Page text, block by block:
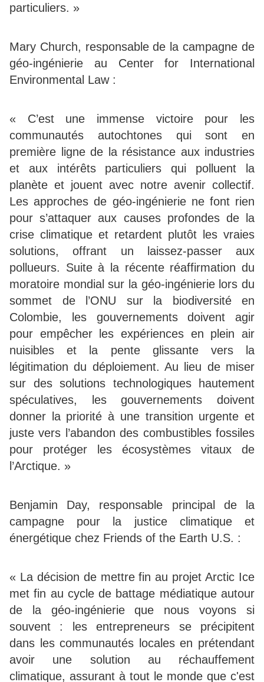
particuliers. »
Mary Church, responsable de la campagne de
géo-ingénierie au Center for International
Environmental Law :
« C’est une immense victoire pour les
communautés autochtones qui sont en
première ligne de la résistance aux industries
et aux intérêts particuliers qui polluent la
planète et jouent avec notre avenir collectif.
Les approches de géo-ingénierie ne font rien
pour s’attaquer aux causes profondes de la
crise climatique et retardent plutôt les vraies
solutions, offrant un laissez-passer aux
pollueurs. Suite à la récente réaffirmation du
moratoire mondial sur la géo-ingénierie lors du
sommet de l’ONU sur la biodiversité en
Colombie, les gouvernements doivent agir
pour empêcher les expériences en plein air
nuisibles et la pente glissante vers la
légitimation du déploiement. Au lieu de miser
sur des solutions technologiques hautement
spéculatives, les gouvernements doivent
donner la priorité à une transition urgente et
juste vers l’abandon des combustibles fossiles
pour protéger les écosystèmes vitaux de
l’Arctique. »
Benjamin Day, responsable principal de la
campagne pour la justice climatique et
énergétique chez Friends of the Earth U.S. :
« La décision de mettre fin au projet Arctic Ice
met fin au cycle de battage médiatique autour
de la géo-ingénierie que nous voyons si
souvent : les entrepreneurs se précipitent
dans les communautés locales en prétendant
avoir une solution au réchauffement
climatique, assurant à tout le monde que c'est